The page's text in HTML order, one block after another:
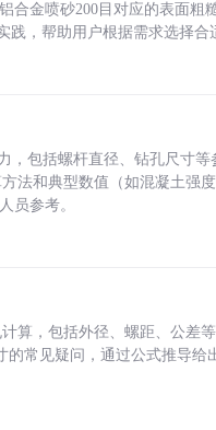
金喷砂200目对应的表面粗
，帮助用户根据需求选择合
，包括螺杆直径、钻孔尺寸
法和典型数值（如混凝土强
员参考。
算，包括外径、螺距、公差
的常见疑问，通过公式推导